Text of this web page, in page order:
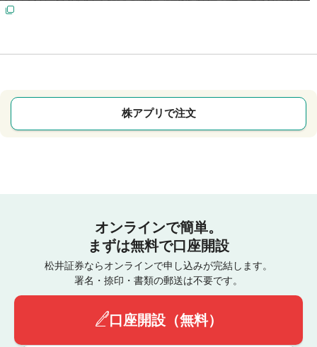
株アプリで注文
オンラインで簡単。
まずは無料で口座開設
松井証券ならオンラインで申し込みが完結します。
署名・捺印・書類の郵送は不要です。
口座開設（無料）